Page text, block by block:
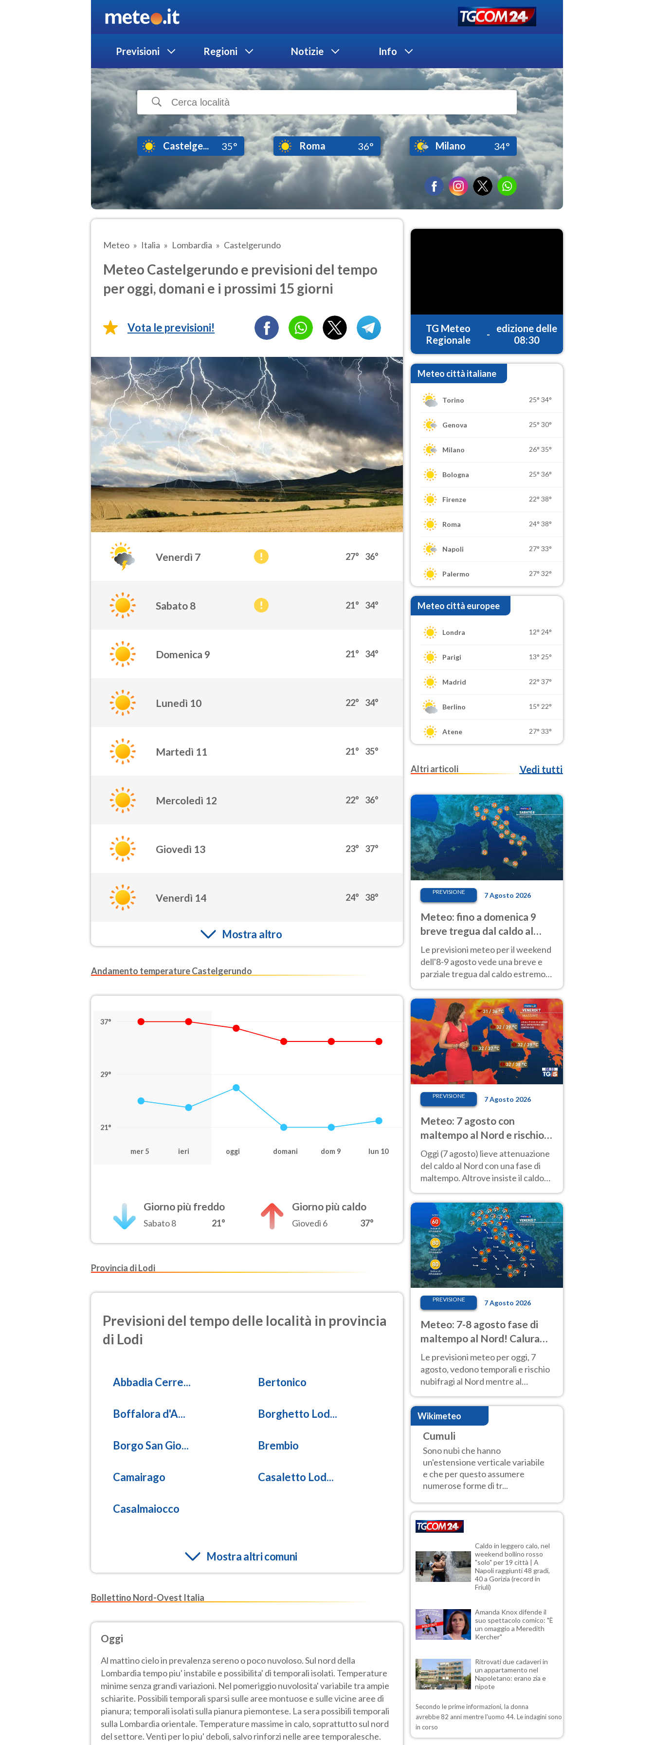
Previsioni Regioni Notizie Info
Castelge... 35° Roma 36° Milano 34°
Meteo Italia Lombardia Castelgerundo
Meteo Castelgerundo e previsioni del tempo
per oggi, domani e i prossimi 15 giorni
Vota le previsioni!
Venerdì 7 27° 36°
Sabato 8 21° 34°
Domenica 9 21° 34°
Lunedì 10 22° 34°
Martedì 11 21° 35°
Mercoledì 12 22° 36°
Giovedì 13 23° 37°
Venerdì 14 24° 38°
Mostra altro
Andamento temperature Castelgerundo
37°
29°
21°
mer 5 ieri oggi domani dom 9 lun 10
Giorno più freddo
Sabato 8 21°
Giorno più caldo
Giovedì 6 37°
Provincia di Lodi
Previsioni del tempo delle località in provincia
di Lodi
Abbadia Cerre... Bertonico
Boffalora d'A... Borghetto Lod...
Borgo San Gio... Brembio
Camairago Casaletto Lod...
Casalmaiocco
Mostra altri comuni
Bollettino Nord-Ovest Italia
Oggi
Al mattino cielo in prevalenza sereno o poco nuvoloso. Sul nord della
Lombardia tempo piu' instabile e possibilita' di temporali isolati. Temperature
minime senza grandi variazioni. Nel pomeriggio nuvolosita' variabile tra ampie
schiarite. Possibili temporali sparsi sulle aree montuose e sulle vicine aree di
pianura; temporali isolati sulla pianura piemontese. La sera possibili temporali
sulla Lombardia orientale. Temperature massime in calo, soprattutto sul nord
del settore. Venti per lo piu' deboli, salvo rinforzi nelle aree temporalesche.
TG Meteo
Regionale
-
edizione delle
08:30
Meteo città italiane
Torino 25° 34°
Genova 25° 30°
Milano 26° 35°
Bologna 25° 36°
Firenze 22° 38°
Roma 24° 38°
Napoli 27° 33°
Palermo 27° 32°
Meteo città europee
Londra 12° 24°
Parigi 13° 25°
Madrid 22° 37°
Berlino 15° 22°
Atene 27° 33°
Altri articoli Vedi tutti
PREVISIONE 7 Agosto 2026
Meteo: fino a domenica 9
breve tregua dal caldo al
Nord! Altrove calura e afa
Le previsioni meteo per il weekend
dell'8-9 agosto vede una breve e
parziale tregua dal caldo estremo
40 gradi.
PREVISIONE 7 Agosto 2026
Meteo: 7 agosto con
maltempo al Nord e rischio
nubifragi. Altrove caldo
estremo
Oggi (7 agosto) lieve attenuazione
del caldo al Nord con una fase di
maltempo. Altrove insiste il caldo
previsioni
PREVISIONE 7 Agosto 2026
Meteo: 7-8 agosto fase di
maltempo al Nord! Calura
fino a Ferragosto
Le previsioni meteo per oggi, 7
agosto, vedono temporali e rischio
nubifragi al Nord mentre al
Centro-Sud sole e caldo sempre
molto intenso.
Wikimeteo
Cumuli
Sono nubi che hanno
un'estensione verticale variabile
e che per questo assumere
numerose forme di tr...
Caldo in leggero calo, nel
weekend bollino rosso
"solo" per 19 città | A
Napoli raggiunti 48 gradi,
40 a Gorizia (record in
Friuli)
Amanda Knox difende il
suo spettacolo comico: "È
un omaggio a Meredith
Kercher"
Ritrovati due cadaveri in
un appartamento nel
Napoletano: erano zia e
nipote
Secondo le prime informazioni, la donna
avrebbe 82 anni mentre l'uomo 44. Le indagini sono
in corso